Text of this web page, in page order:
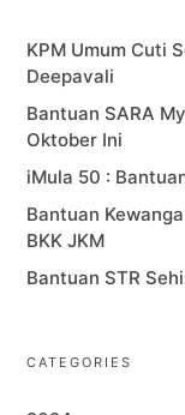
KPM Umum Cuti
Deepavali
Bantuan SARA
Oktober Ini
iMula 50 :
Bantuan
BKK JKM
Bantuan STR
CATEGORIES